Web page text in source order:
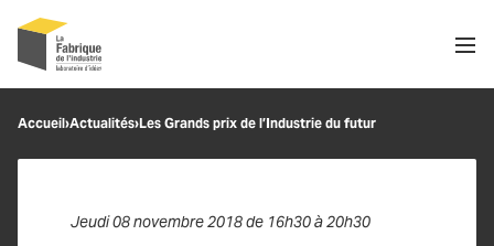
Recherche
Accueil›Actualités›Les Grands prix de l’Industrie du futur
Jeudi 08 novembre 2018 de 16h30 à 20h30